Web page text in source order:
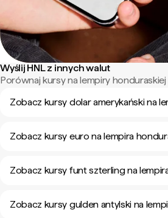
Wyślij HNL z innych walut
Porównaj kursy na lempiry honduraskiej
Zobacz kursy dolar amerykański na
Zobacz kursy euro na lempira
Zobacz kursy funt szterling na
Zobacz kursy gulden antylski na